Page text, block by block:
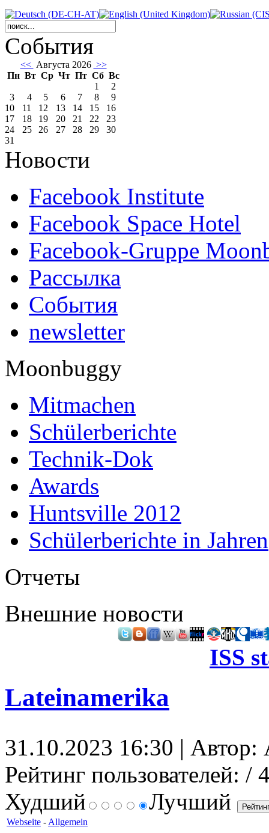
События
<< Августа 2026 >>
Пн Вт Ср Чт Пт Сб Вс
1
2
3
4 5 6 7 8
9
10
11 12 13 14 15
16
17
18 19 20 21 22
23
24
25 26 27 28 29
30
31
Новости
Facebook Institute
Facebook Space Hotel
Facebook-Gruppe
Рассылка
События
newsletter
Moonbuggy
Mitmachen
Schülerberichte
Technik-Dok
Awards
Huntsville 2012
Schülerberichte in Jahren
Отчеты
Внешние новости
ISS
Lateinamerika
31.10.2023 16:30 |
Рейтинг пользователей: /
Худший
Лучший
Webseite - Allgemein